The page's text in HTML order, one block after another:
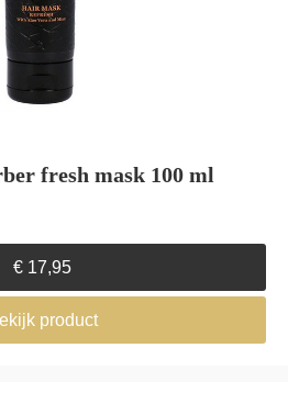
fresh mask 100 ml
€17,95
product